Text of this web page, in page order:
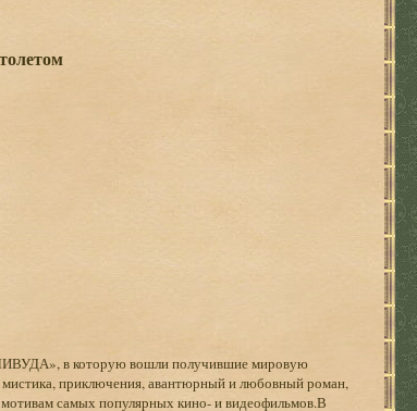
в которую вошли получившие мировую
мистика, приключения, авантюрный и любовный роман,
самых популярных кино- и видеофильмов.В